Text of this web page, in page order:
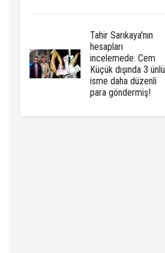
Tahir Sarıkaya'nın
hesapları
incelemede: Cem
Küçük dışında 3 ünlü
isme daha düzenli
para göndermiş!